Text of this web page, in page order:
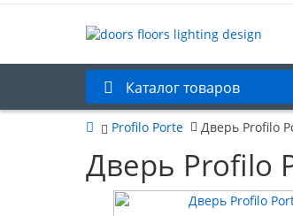
Каталог товаров
Profilo Porte Дверь Profilo
Дверь Profilo